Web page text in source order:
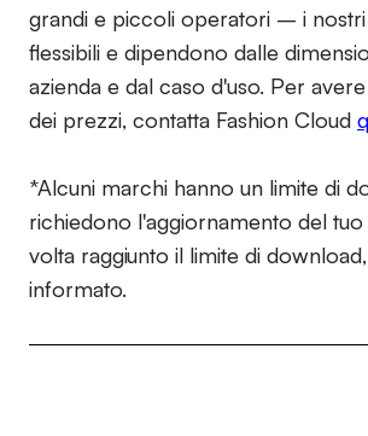
grandi e piccoli operatori – i
flessibili e dipendono dalle
azienda e dal caso d'uso. Per
dei prezzi, contatta Fashion Cloud
*Alcuni marchi hanno un limite di
richiedono l'aggiornamento del
volta raggiunto il limite di
informato.